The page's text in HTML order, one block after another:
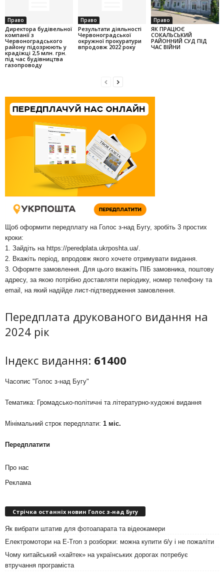
Право
Директора будівельної
компанії з
Червоноградського
району підозрюють у
крадіжці 2,5 млн. грн.
під час будівництва
газопроводу
Право
Результати діяльності
Червоноградської
окружної прокуратури
впродовж 2022 року
Право
ЯК ПРАЦЮЄ
СОКАЛЬСЬКИЙ
РАЙОННИЙ СУД ПІД
ЧАС ВІЙНИ
Щоб оформити передплату на Голос з-над Бугу, зробіть 3 простих
кроки:
1. Зайдіть на https://peredplata.ukrposhta.ua/
2. Вкажіть період, впродовж якого хочете отримувати видання.
3. Оформте замовлення. Для цього вкажіть ПІБ замовника, поштову
адресу, за якою потрібно доставляти періодику, номер телефону та
email, на який надійде лист-підтвердження замовлення.
Передплата друкованого видання на
2024 рік
Індекс видання: 61400
Часопис "Голос з-над Бугу"
Тематика: Громадсько-політичні та літературно-художні видання
Мінімальний строк передплати: 1 міс.
Передплатити
Про нас
Реклама
Стрічка останніх новин Голос з-над Бугу
Як вибрати штатив для фотоапарата та відеокамери
Електромотори на E-Tron з розборки: можна купити б/у і не пожаліти
Чому китайський «хайтек» на українських дорогах потребує
втручання програміста